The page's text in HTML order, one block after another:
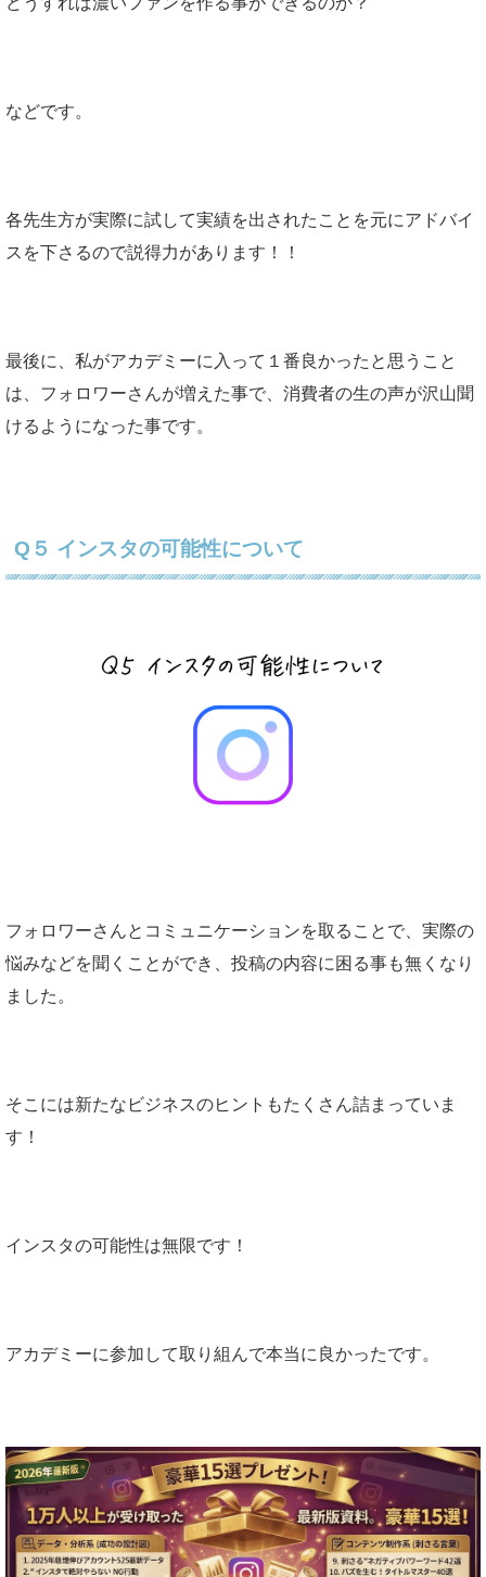
などです。
各先生方が実際に試して実績を出されたことを元にアドバイ
スを下さるので説得力があります！！
最後に、私がアカデミーに入って１番良かったと思うこと
は、フォロワーさんが増えた事で、消費者の生の声が沢山聞
けるようになった事です。
Q５ インスタの可能性について
フォロワーさんとコミュニケーションを取ることで、実際の
悩みなどを聞くことができ、投稿の内容に困る事も無くなり
ました。
そこには新たなビジネスのヒントもたくさん詰まっていま
す！
インスタの可能性は無限です！
アカデミーに参加して取り組んで本当に良かったです。